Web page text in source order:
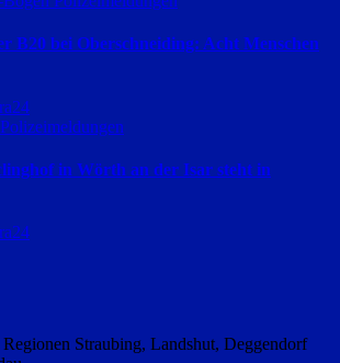
B20 bei Oberschneiding: Acht Menschen
Polizeimeldungen
in Wörth an der Isar steht in
Straubing, Landshut, Deggendorf